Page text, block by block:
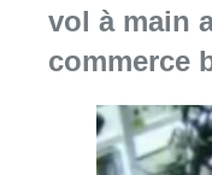
vol à main
commerce